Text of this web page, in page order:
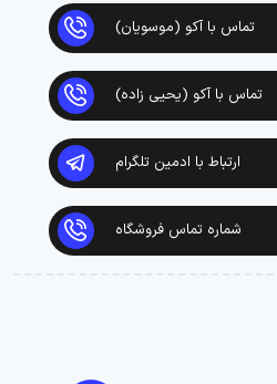
تماس با آکو (موسویان)
تماس با آکو (یحیی زاده)
ارتباط با ادمین تلگرام
شماره تماس فروشگاه